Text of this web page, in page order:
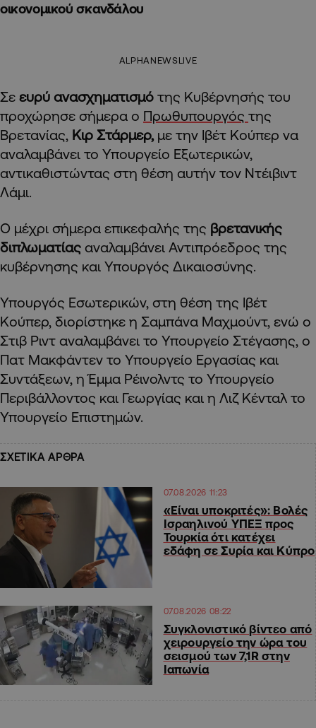
οικονομικού σκανδάλου
ALPHANEWSLIVE
Σε ευρύ ανασχηματισμό της Κυβέρνησής του
προχώρησε σήμερα ο Πρωθυπουργός της
Βρετανίας, Κιρ Στάρμερ, με την Ιβέτ Κούπερ να
αναλαμβάνει το Υπουργείο Εξωτερικών,
αντικαθιστώντας στη θέση αυτήν τον Ντέιβιντ
Λάμι.
Ο μέχρι σήμερα επικεφαλής της βρετανικής
διπλωματίας αναλαμβάνει Αντιπρόεδρος της
κυβέρνησης και Υπουργός Δικαιοσύνης.
Υπουργός Εσωτερικών, στη θέση της Ιβέτ
Κούπερ, διορίστηκε η Σαμπάνα Μαχμούντ, ενώ ο
Στιβ Ριντ αναλαμβάνει το Υπουργείο Στέγασης, ο
Πατ Μακφάντεν το Υπουργείο Εργασίας και
Συντάξεων, η Έμμα Ρέινολντς το Υπουργείο
Περιβάλλοντος και Γεωργίας και η Λιζ Κένταλ το
Υπουργείο Επιστημών.
ΣΧΕΤΙΚΑ ΑΡΘΡΑ
07.08.2026 11:23
«Είναι υποκριτές»: Βολές
Ισραηλινού ΥΠΕΞ προς
Τουρκία ότι κατέχει
εδάφη σε Συρία και Κύπρο
07.08.2026 08:22
Συγκλονιστικό βίντεο από
χειρουργείο την ώρα του
σεισμού των 7,1R στην
Ιαπωνία